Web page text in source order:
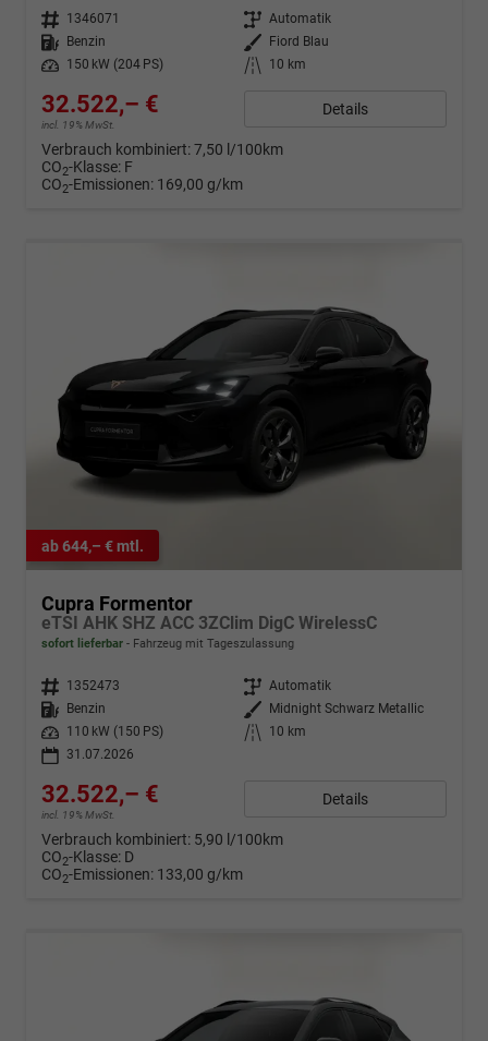
Fahrzeugnr. 1346071 Getriebe Automatik
Kraftstoff
Benzin Außenfarbe
Fiord Blau
Leistung
150 kW (204 PS) Kilometerstand 10 km
32.522,– €
incl. 19% MwSt.
Details
Verbrauch kombiniert:7,50 l/100km
CO2-Klasse: F
CO2-Emissionen: 169,00 g/km
ab 644,– € mtl.
Cupra Formentor
eTSI AHK SHZ ACC 3ZClim DigC WirelessC
sofort lieferbar Fahrzeug mit Tageszulassung
Fahrzeugnr. 1352473 Getriebe Automatik
Kraftstoff
Benzin Außenfarbe
Midnight Schwarz Metallic
Leistung
110 kW (150 PS) Kilometerstand
10 km
31.07.2026
32.522,– €
incl. 19% MwSt.
Details
Verbrauch kombiniert: 5,90 l/100km
CO2-Klasse: D
CO2-Emissionen: 133,00 g/km